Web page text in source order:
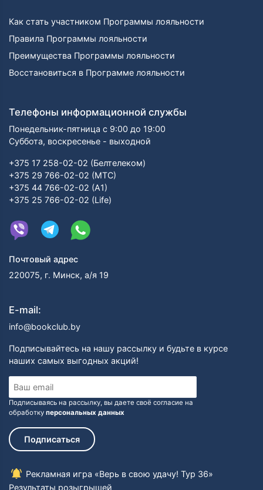
Как стать участником Программы лояльности
Правила Программы лояльности
Преимущества Программы лояльности
Восстановиться в Программе лояльности
Телефоны информационной службы
Понедельник-пятница с 9:00 до 19:00
Суббота, воскресенье - выходной
+375 17 258-02-02 (Белтелеком)
+375 29 766-02-02 (МТС)
+375 44 766-02-02 (А1)
+375 25 766-02-02 (Life)
Почтовый адрес
220075, г. Минск, а/я 19
E-mail:
info@bookclub.by
Подписывайтесь на нашу рассылку и будьте в курсе
наших самых выгодных акций!
Подписываясь на рассылку, вы даете своё согласие на
обработку персональных данных
Подписаться
Рекламная игра «Верь в свою удачу! Тур 36»
Результаты розыгрышей